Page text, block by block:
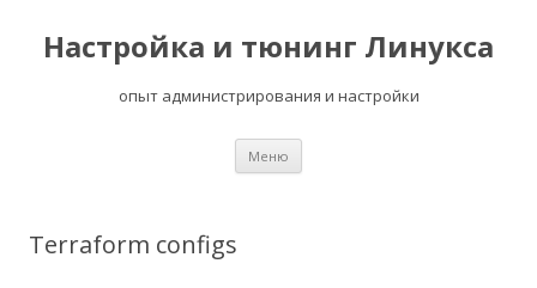
Настройка и тюнинг Линукса
опыт администрирования и настройки
Меню
Terraform configs